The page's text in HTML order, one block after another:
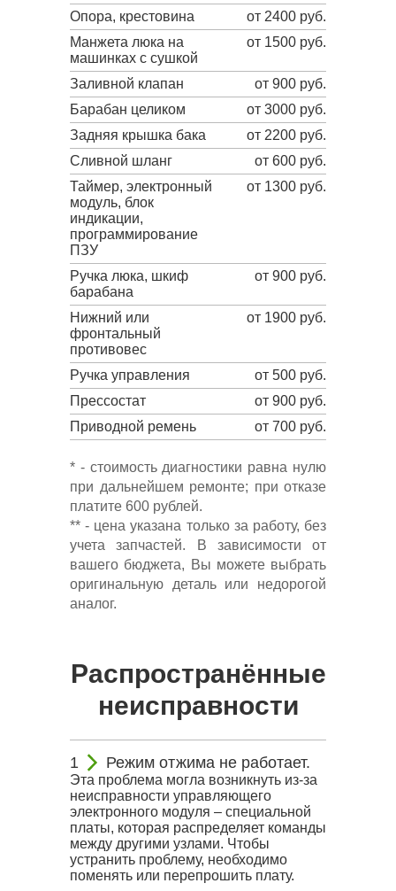
Опора, крестовина
от 2400 руб.
Манжета люка на
машинках с сушкой
от 1500 руб.
Заливной клапан
от 900 руб.
Барабан целиком
от 3000 руб.
Задняя крышка бака
от 2200 руб.
Сливной шланг
от 600 руб.
Таймер, электронный
модуль, блок
индикации,
программирование
ПЗУ
от 1300 руб.
Ручка люка, шкиф
барабана
от 900 руб.
Нижний или
фронтальный
противовес
от 1900 руб.
Ручка управления
от 500 руб.
Прессостат
от 900 руб.
Приводной ремень
от 700 руб.
* - стоимость диагностики равна нулю
при дальнейшем ремонте; при отказе
платите 600 рублей.
** - цена указана только за работу, без
учета запчастей. В зависимости от
вашего бюджета, Вы можете выбрать
оригинальную деталь или недорогой
аналог.
Распространённые
неисправности
Режим отжима не работает.
Эта проблема могла возникнуть из-за
неисправности управляющего
электронного модуля – специальной
платы, которая распределяет команды
между другими узлами. Чтобы
устранить проблему, необходимо
поменять или перепрошить плату.